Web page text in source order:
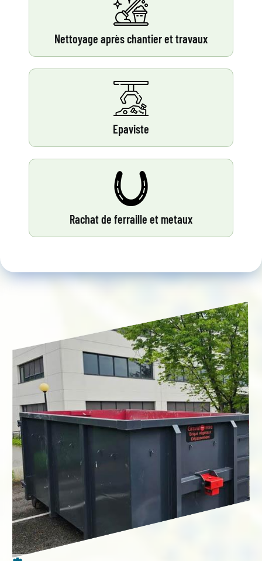
Nettoyage après chantier et travaux
Epaviste
Rachat de ferraille et metaux